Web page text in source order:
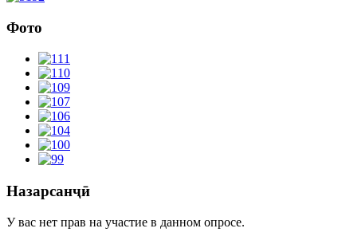
Фото
Назарсанҷӣ
У вас нет прав на участие в данном опросе.